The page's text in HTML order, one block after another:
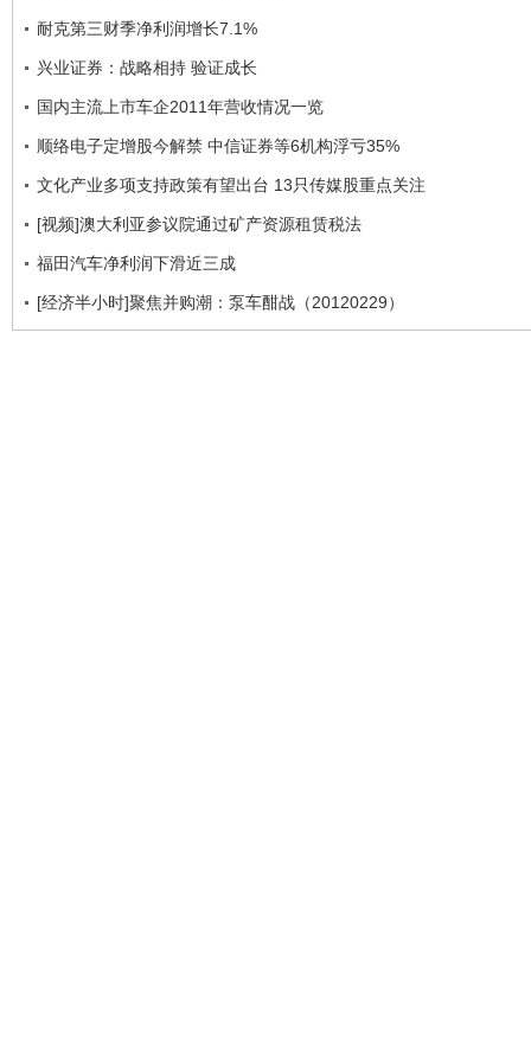
耐克第三财季净利润增长7.1%
兴业证券：战略相持 验证成长
国内主流上市车企2011年营收情况一览
顺络电子定增股今解禁 中信证券等6机构浮亏35%
文化产业多项支持政策有望出台 13只传媒股重点关注
[视频]澳大利亚参议院通过矿产资源租赁税法
福田汽车净利润下滑近三成
[经济半小时]聚焦并购潮：泵车酣战（20120229）